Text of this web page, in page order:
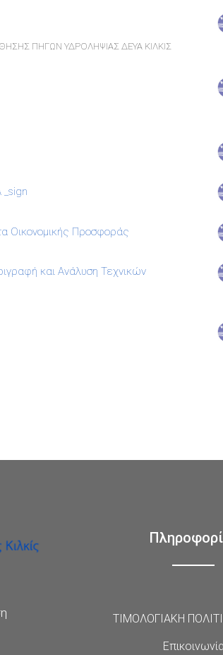
ΠΗΓΩΝ ΥΔΡΟΛΗΨΙΑΣ ΔΕΥΑ ΚΙΛΚΙΣ
Οικονομικής Προσφοράς
και Ανάλυση Τεχνικών
ΤΙΜΟΛΟΓΙΑΚΗ
Επικοινωνία